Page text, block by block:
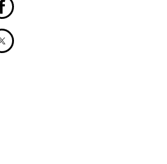
Partager cet article sur Facebook
Partager cet article sur X